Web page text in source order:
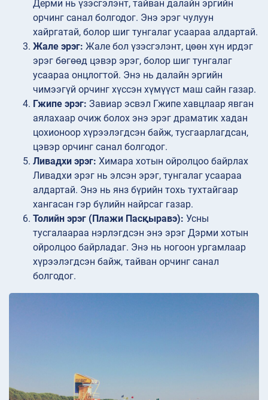
Дерми нь үзэсгэлэнт, тайван далайн эргийн
орчинг санал болгодог. Энэ эрэг чулуун
хайргатай, болор шиг тунгалаг усаараа алдартай.
Жале эрэг: Жале бол үзэсгэлэнт, цөөн хүн ирдэг
эрэг бөгөөд цэвэр эрэг, болор шиг тунгалаг
усаараа онцлогтой. Энэ нь далайн эргийн
чимээгүй орчинг хүссэн хүмүүст маш сайн газар.
Гжипе эрэг: Завиар эсвэл Гжипе хавцлаар явган
аялахаар очиж болох энэ эрэг драматик хадан
цохионоор хүрээлэгдсэн байж, тусгаарлагдсан,
цэвэр орчинг санал болгодог.
Ливадхи эрэг: Химара хотын ойролцоо байрлах
Ливадхи эрэг нь элсэн эрэг, тунгалаг усаараа
алдартай. Энэ нь янз бүрийн тохь тухтайгаар
хангасан гэр бүлийн найрсаг газар.
Толийн эрэг (Плажи Пасқыравэ): Усны
тусгалаараа нэрлэгдсэн энэ эрэг Дэрми хотын
ойролцоо байрладаг. Энэ нь ногоон ургамлаар
хүрээлэгдсэн байж, тайван орчинг санал
болгодог.